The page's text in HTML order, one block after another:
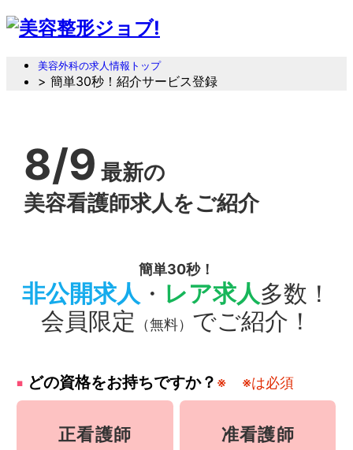
美容外科の求人情報トップ
> 簡単30秒！紹介サービス登録
8/9 最新の
美容看護師求人をご紹介
簡単30秒！
非公開求人 ・ レア求人多数！
会員限定
（無料） でご紹介！
どの資格をお持ちですか？ ※ ※は必須
正看護師 准看護師